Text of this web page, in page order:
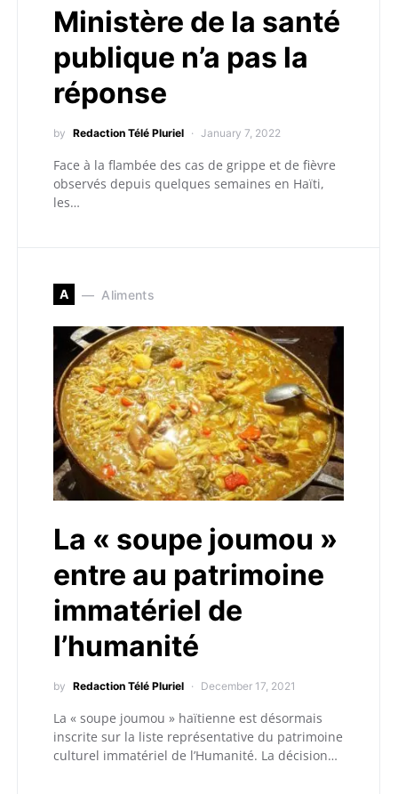
Ministère de la santé
publique n’a pas la
réponse
by Redaction Télé Pluriel January 7, 2022
Face à la flambée des cas de grippe et de fièvre
observés depuis quelques semaines en Haïti,
les…
A Aliments
La « soupe joumou »
entre au patrimoine
immatériel de
l’humanité
by Redaction Télé Pluriel December 17, 2021
La « soupe joumou » haïtienne est désormais
inscrite sur la liste représentative du patrimoine
culturel immatériel de l’Humanité. La décision…